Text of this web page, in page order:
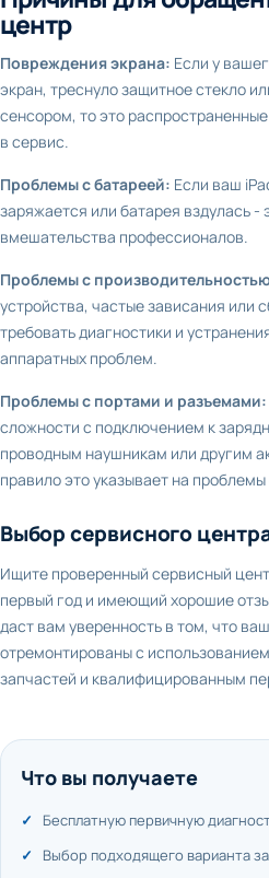
центр
Повреждения экрана: Если у
экран, треснуло защитное стекло
сенсором, то это
в сервис.
Проблемы с батареей: Если ваш
заряжается или батарея вздулась -
вмешательства профессионалов.
Проблемы с
устройства, частые зависания или
требовать диагностики и
аппаратных проблем.
Проблемы с портами и разъемами:
сложности с подключением к
проводным наушникам или другим
правило это указывает на
Выбор сервисного
Ищите проверенный сервисный
первый год и имеющий хорошие
даст вам уверенность в том, что
отремонтированы с
запчастей и квалифицированным
Что вы получаете
Бесплатную первичную
Выбор подходящего варианта